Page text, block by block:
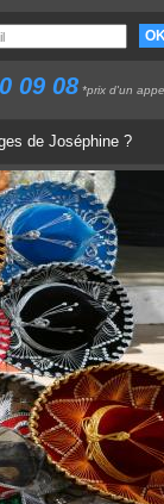
09 08 *prix d'un
de Joséphine ?